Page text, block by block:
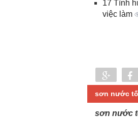
17 Tình
việc làm
Share
sơn nước
sơn nước